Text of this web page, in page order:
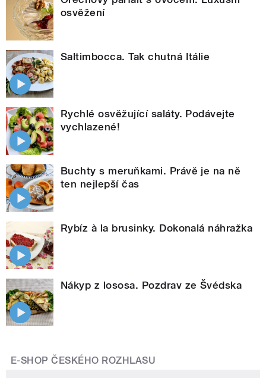
osvěžení
Saltimbocca. Tak chutná Itálie
Rychlé osvěžující saláty. Podávejte
vychlazené!
Buchty s meruňkami. Právě je na ně
ten nejlepší čas
Rybíz à la brusinky. Dokonalá náhražka
Nákyp z lososa. Pozdrav ze Švédska
E-SHOP ČESKÉHO ROZHLASU